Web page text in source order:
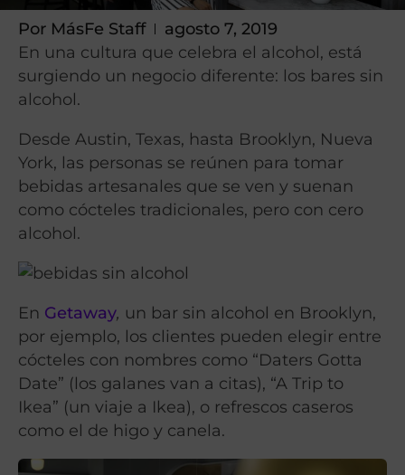
Por MásFe Staff
agosto 7, 2019
En una cultura que celebra el alcohol, está
surgiendo un negocio diferente: los bares sin
alcohol.
Desde Austin, Texas, hasta Brooklyn, Nueva
York, las personas se reúnen para tomar
bebidas artesanales que se ven y suenan
como cócteles tradicionales, pero con cero
alcohol.
En Getaway, un bar sin alcohol en Brooklyn,
por ejemplo, los clientes pueden elegir entre
cócteles con nombres como “Daters Gotta
Date” (los galanes van a citas), “A Trip to
Ikea” (un viaje a Ikea), o refrescos caseros
como el de higo y canela.